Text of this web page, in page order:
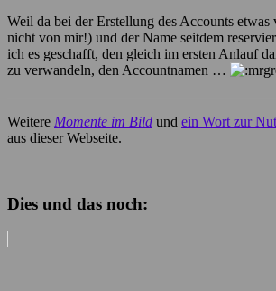
Weil da bei der Erstellung des Accounts etwas
nicht von mir!) und der Name seitdem
ich es geschafft, den gleich im ersten Anlauf
zu verwandeln, den Accountnamen …
Weitere Momente im Bild und ein Wort zur
aus dieser Webseite.
Dies und das noch: